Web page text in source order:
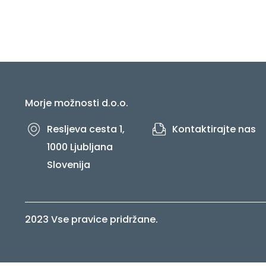
Morje možnosti d.o.o.
Resljeva cesta 1,
1000 Ljubljana
Slovenija
Kontaktirajte nas
2023 Vse pravice pridržane.